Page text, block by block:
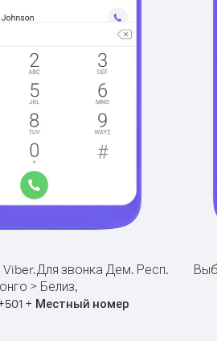
Для звонка Дем. Респ.
> Белиз,
501 + Местный номер